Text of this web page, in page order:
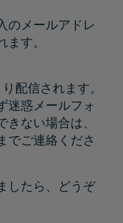
のメールアドレ
す。
配信されます。
迷惑メールフォ
ない場合は、
でご連絡くださ
したら、どうぞ